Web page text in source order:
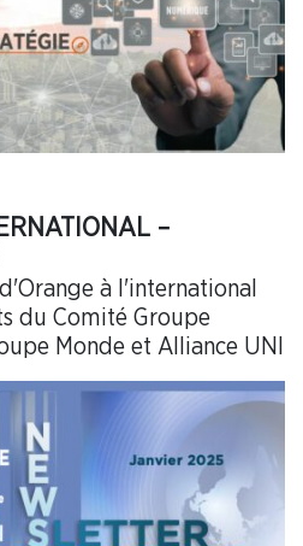
–
à l'international
du Comité Groupe
Monde et Alliance UNI